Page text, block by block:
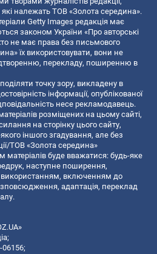
належать ТОВ «Золота середина».
Getty Images редакція має
законом України «Про авторські
не має права без письмового
їх використовувати, вони не
перекладу, поширенню в
точку зору, викладену в
інформації, опублікованої
несе рекламодавець.
розміщених на цьому сайті,
на сторінку цього сайту,
іншого згадування, але без
ТОВ «Золота середина»
буде вважатися: будь-яке
наступне поширення,
використанням, включенням до
адаптація, переклад
06156;